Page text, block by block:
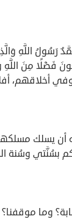
رَسُولُ اللَّهِ
أخلاقهم،
أن يسلك
بسُنَّتي وسُنة
وما موقفنا؟